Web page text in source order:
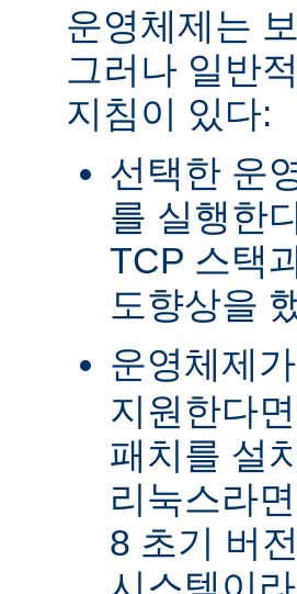
운영체제는
그러나 일반
지침이 있다:
선택한 운
를 실행한
TCP 스택
도향상을
운영체제가
지원한다
패치를 설
리눅스라
8 초기 버